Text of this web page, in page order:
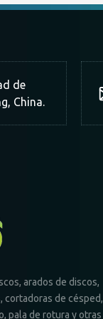
de
China.
arados de discos,
cortadoras de césped,
pala de rotura y otras